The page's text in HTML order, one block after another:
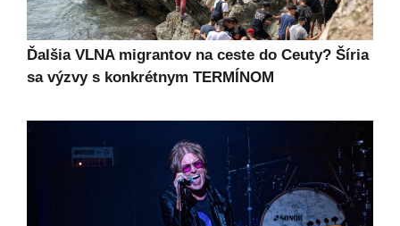
Ďalšia VLNA migrantov na ceste do Ceuty? Šíria
sa výzvy s konkrétnym TERMÍNOM